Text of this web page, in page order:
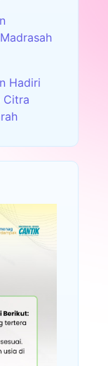
Hadiri
Citra